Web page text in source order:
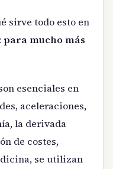
sirve todo esto en
para mucho más
esenciales en
aceleraciones,
la derivada
de costes,
se utilizan